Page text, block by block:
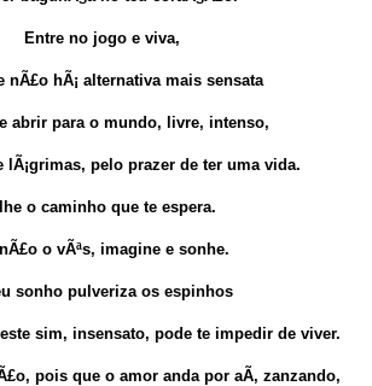
Entre no jogo e viva,
nÃ£o hÃ¡ alternativa mais sensata
abrir para o mundo, livre, intenso,
lÃ¡grimas, pelo prazer de ter uma vida.
o caminho que te espera.
o vÃªs, imagine e sonhe.
sonho pulveriza os espinhos
sim, insensato, pode te impedir de viver.
pois que o amor anda por aÃ­, zanzando,